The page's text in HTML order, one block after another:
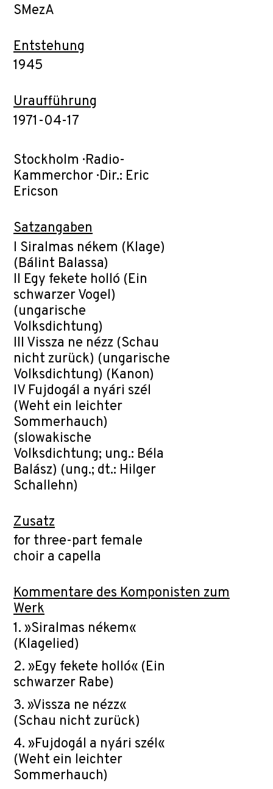
SMezA
Entstehung
1945
Uraufführung
1971-04-17
Stockholm · Radio-
Kammerchor · Dir.: Eric
Ericson
Satzangaben
I Siralmas nékem (Klage)
(Bálint Balassa)
II Egy fekete holló (Ein
schwarzer Vogel)
(ungarische
Volksdichtung)
III Vissza ne nézz (Schau
nicht zurück) (ungarische
Volksdichtung) (Kanon)
IV Fujdogál a nyári szél
(Weht ein leichter
Sommerhauch)
(slowakische
Volksdichtung; ung.: Béla
Balász) (ung.; dt.: Hilger
Schallehn)
Zusatz
for three-part female
choir a capella
Kommentare des Komponisten zum
Werk
1. »Siralmas ne´kem«
(Klagelied)
2. »Egy fekete hollo´« (Ein
schwarzer Rabe)
3. »Vissza ne ne´zz«
(Schau nicht zurück)
4. »Fujdoga´l a nya´ri sze´l«
(Weht ein leichter
Sommerhauch)